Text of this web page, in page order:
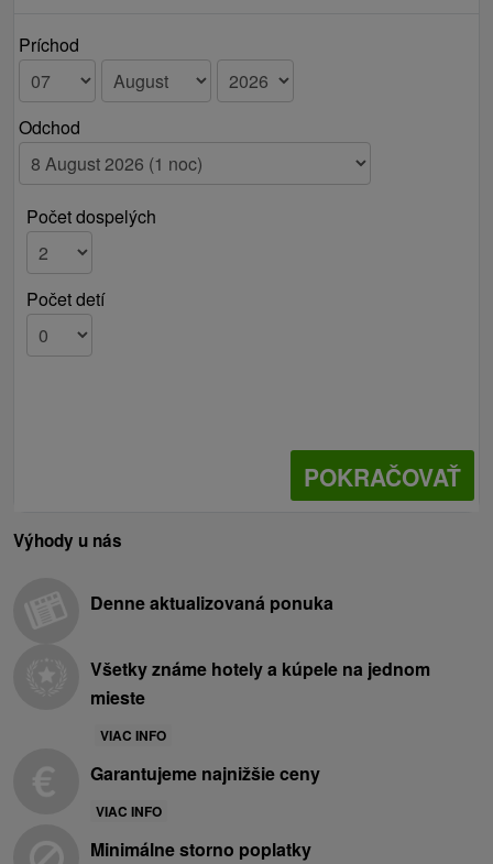
Príchod
Odchod
Počet dospelých
Počet detí
POKRAČOVAŤ
Výhody u nás
Denne aktualizovaná ponuka
Všetky známe hotely a kúpele na jednom
mieste
VIAC INFO
Garantujeme najnižšie ceny
VIAC INFO
Minimálne storno poplatky